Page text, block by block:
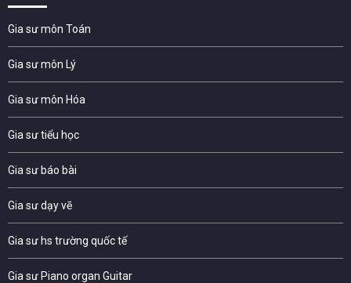
Gia sư môn Toán
Gia sư môn Lý
Gia sư môn Hóa
Gia sư tiểu học
Gia sư báo bài
Gia sư dạy vẽ
Gia sư hs trường quốc tế
Gia sư Piano organ Guitar